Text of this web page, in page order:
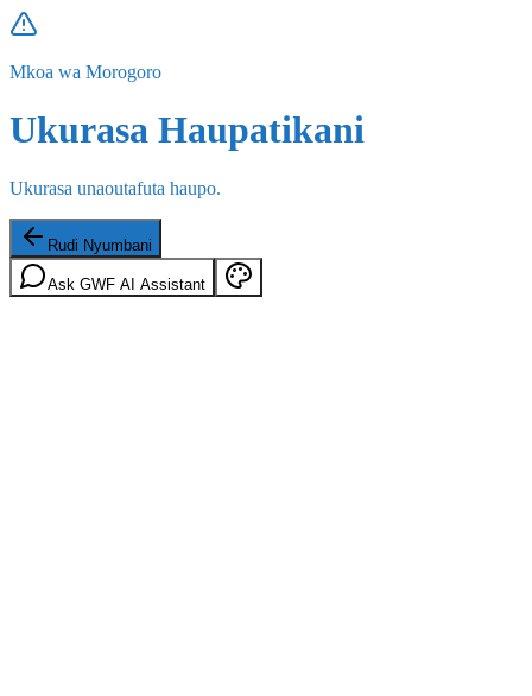
Mkoa wa Morogoro
Ukurasa Haupatikani
Ukurasa unaoutafuta haupo.
Rudi Nyumbani
Ask GWF AI Assistant